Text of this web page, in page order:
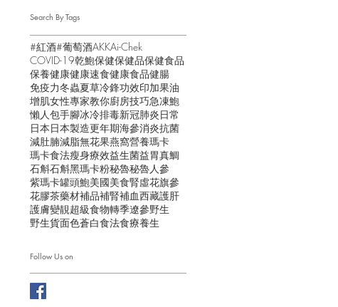
Search By Tags
#紅酒#葡萄酒AKKAi-Chek
COVID-19乾鮑保健保健品保健食品
保養健康健康速食健康食品健腸
免疫力冬蟲夏草冷鋒功效印加果油
增肌女性專家教你廚房技巧急凍鮑
懶人包手腳冰冷排毒新冠肺炎日常
日本日本製造更年期海參消炎抗菌
減肚腩減脂無花果燕窩營養瑪卡
瑪卡食法瘦身療效益生菌益胃真鯛
石斛石斛黑瑪卡粉秘魯秘魯人參
紫瑪卡罐頭鮑美國美食腎虛花旗參
花膠茶藥材補品補腎補血西藏護肝
護膚變靚超級食物轉季遼參野生
野生貨面色蒼白食法食療養生
Follow Us on